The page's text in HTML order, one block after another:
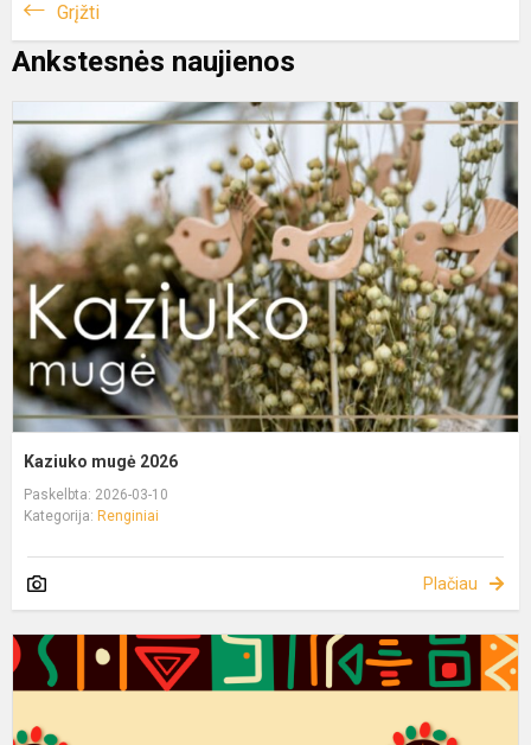
Grįžti
Ankstesnės naujienos
Kaziuko mugė 2026
Paskelbta: 2026-03-10
Kategorija: Renginiai
Plačiau